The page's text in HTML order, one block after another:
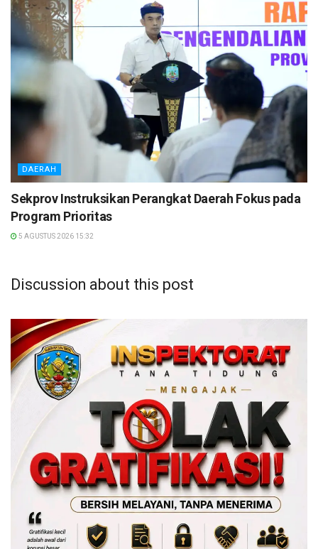
DAERAH
Sekprov Instruksikan Perangkat Daerah Fokus pada
Program Prioritas
5 AGUSTUS 2026 15:32
Discussion about this post